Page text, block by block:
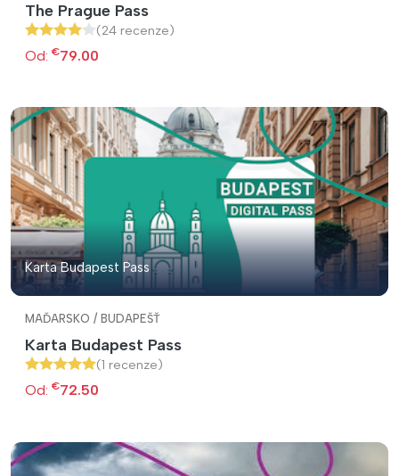
The Prague Pass
(24 recenze)
Od: €79.00
Karta Budapest Pass
MAĎARSKO / BUDAPEŠŤ
Karta Budapest Pass
(1 recenze)
Od: €72.50